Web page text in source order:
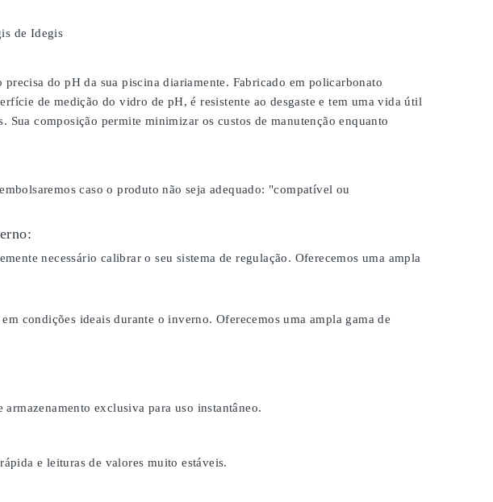
de Idegis
do pH da sua piscina diariamente. Fabricado em policarbonato
de medição do vidro de pH, é resistente ao desgaste e tem uma vida útil
composição permite minimizar os custos de manutenção enquanto
caso o produto não seja adequado: "compatível ou
necessário calibrar o seu sistema de regulação. Oferecemos uma ampla
condições ideais durante o inverno. Oferecemos uma ampla gama de
exclusiva para uso instantâneo.
e leituras de valores muito estáveis.